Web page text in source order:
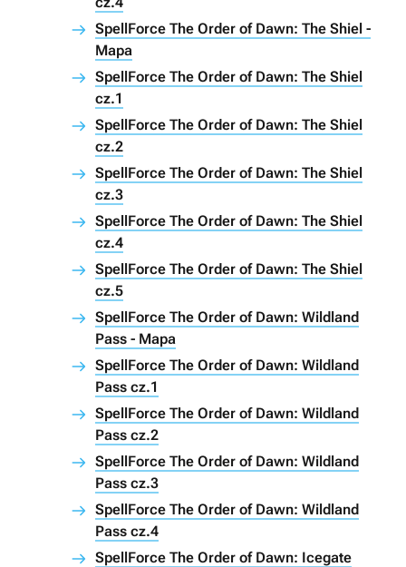
SpellForce The Order of Dawn: The Shiel -
Mapa
SpellForce The Order of Dawn: The Shiel
cz.1
SpellForce The Order of Dawn: The Shiel
cz.2
SpellForce The Order of Dawn: The Shiel
cz.3
SpellForce The Order of Dawn: The Shiel
cz.4
SpellForce The Order of Dawn: The Shiel
cz.5
SpellForce The Order of Dawn: Wildland
Pass - Mapa
SpellForce The Order of Dawn: Wildland
Pass cz.1
SpellForce The Order of Dawn: Wildland
Pass cz.2
SpellForce The Order of Dawn: Wildland
Pass cz.3
SpellForce The Order of Dawn: Wildland
Pass cz.4
SpellForce The Order of Dawn: Icegate